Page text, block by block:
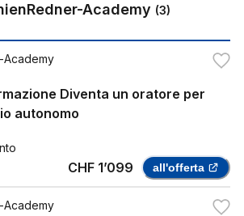
Academy (3)
Academy
Diventa un oratore per
autonomo
CHF 1’099 all'offerta
Academy